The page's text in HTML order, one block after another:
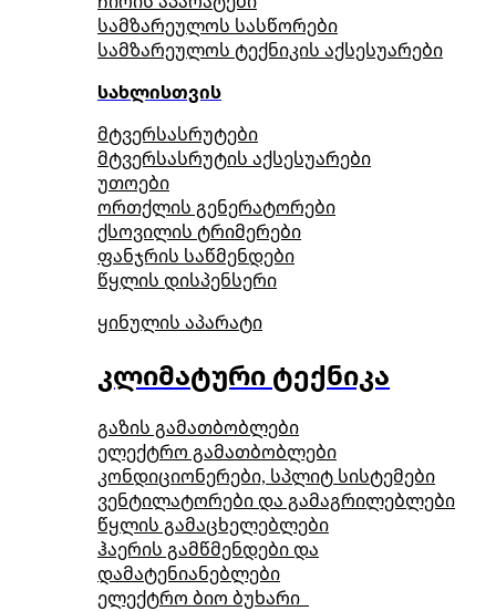
სამზარეულოს სასწორები
სამზარეულოს ტექნიკის აქსესუარები
სახლისთვის
მტვერსასრუტები
მტვერსასრუტის აქსესუარები
უთოები
ორთქლის გენერატორები
ქსოვილის ტრიმერები
ფანჯრის საწმენდები
წყლის დისპენსერი
ყინულის აპარატი
კლიმატური ტექნიკა
გაზის გამათბობლები
ელექტრო გამათბობლები
კონდიციონერები, სპლიტ სისტემები
ვენტილატორები და გამაგრილებლები
წყლის გამაცხელებლები
ჰაერის გამწმენდები და
დამატენიანებლები
ელექტრო ბიო ბუხარი